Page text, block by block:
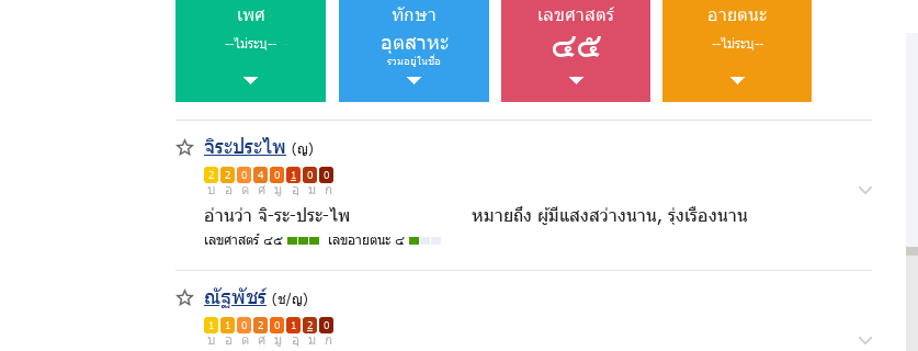
เพศ
--ไม่ระบุ--
ทักษา
อุตสาหะ
รวมอยู่ในชื่อ
เลขศาสตร์
๔๕
อายตนะ
--ไม่ระบุ--
จิระประไพ (ญ)
2 2 0 4 0 1 0 0
บ อ ด ศ มู อุ ม ก
อ่านว่า จิ-ระ-ประ-ไพ หมายถึง ผู้มีแสงสว่างนาน, รุ่งเรืองนาน
เลขศาสตร์ ๔๕ เลขอายตนะ ๔
ณัฐพัชร์ (ช/ญ)
1 1 0 2 0 1 2 0
บ อ ด ศ มู อุ ม ก